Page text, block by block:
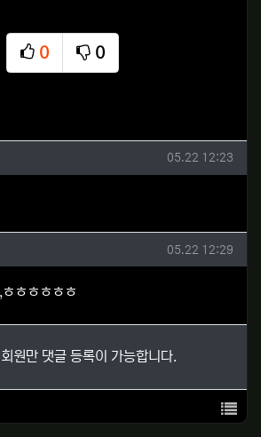
0
추천
0
비추천
작성일
05.22 12:23
글 작성일
05.22 12:29
ㅎㅎㅎㅎㅎ
원만 댓글 등록이 가능합니다.
목록